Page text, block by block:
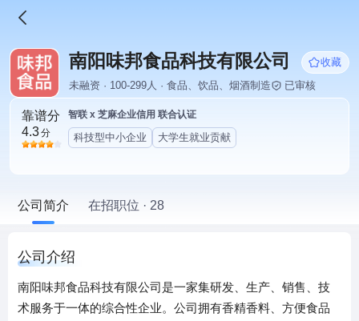
南阳味邦食品科技有限公司
收藏
未融资 · 100-299人 · 食品、饮品、烟酒制造
已审核
靠谱分
4.3分
智联 x 芝麻企业信用 联合认证
科技型中小企业 大学生就业贡献
公司简介 在招职位 · 28
公司介绍
南阳味邦食品科技有限公司是一家集研发、生产、销售、技
术服务于一体的综合性企业。公司拥有香精香料、方便食品